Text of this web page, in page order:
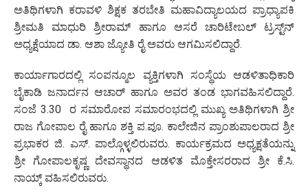
ಅತಿಥಿಗಳಾಗಿ ಕರಾವಳಿ ಶಿಕ್ಷಕ ತರಬೇತಿ ಮಹಾವಿದ್ಯಾಲಯದ ಪ್ರಾಧ್ಯಾಪಕಿ
ಶ್ರೀಮತಿ ಮಾಧುರಿ ಶ್ರೀರಾಮ್ ಹಾಗೂ ಆಸರೆ ಚಾರಿಟೇಬಲ್ ಟ್ರಸ್ಟ್‌ನ್
ಅಧ್ಯಕ್ಷೆಯಾದ ಡಾ. ಆಶಾ ಜ್ಯೋತಿ ರೈ ಅವರು ಆಗಮಿಸಲಿದ್ದಾರೆ.
ಕಾರ್ಯಾಗಾರದಲ್ಲಿ ಸಂಪನ್ಮೂಲ ವ್ಯಕ್ತಿಗಳಾಗಿ ಸಂಸ್ಥೆಯ ಆಡಳಿತಾಧಿಕಾರಿ
ಬೈಕಾಡಿ ಜನಾರ್ದನ ಆಚಾರ್ ಹಾಗೂ ಅವರ ತಂಡ ಭಾಗವಹಿಸಲಿದ್ದಾರೆ.
ಸಂಜೆ 3.30 ರ ಸಮಾರೋಪ ಸಮಾರಂಭದಲ್ಲಿ ಮುಖ್ಯ ಅತಿಥಿಗಳಾಗಿ ಶ್ರೀ
ರಾಜ ಗೋಪಾಲ ರೈ ಹಾಗೂ ಶಕ್ತಿ ಪ.ಪೂ. ಕಾಲೇಜಿನ ಪ್ರಾಂಶುಪಾಲರಾದ ಶ್ರೀ
ಪ್ರಭಾಕರ ಜಿ. ಎಸ್. ಪಾಲ್ಗೊಳ್ಳಲಿರುವರು. ಕಾರ್ಯಕ್ರಮದ ಅಧ್ಯಕ್ಷತೆಯನ್ನು
ಶ್ರೀ ಗೋಪಾಲಕೃಷ್ಣ ದೇವಸ್ಥಾನದ ಆಡಳಿತ ಮೊಕ್ತೇಸರರಾದ ಶ್ರೀ ಕೆ.ಸಿ.
ನಾಯ್ಕ್ ವಹಿಸಲಿರುವರು.